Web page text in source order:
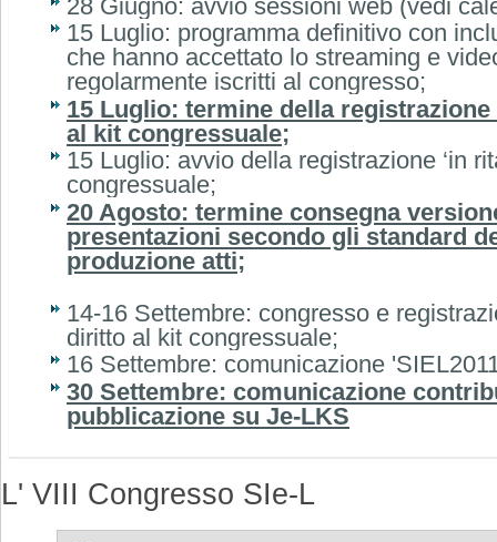
28 Giugno: avvio sessioni web (vedi
15 Luglio: programma definitivo con
che hanno accettato lo streaming e
regolarmente iscritti al congresso;
15 Luglio: termine della
al kit congressuale;
15 Luglio: avvio della registrazione ‘in
congressuale;
20 Agosto: termine consegna
presentazioni secondo gli standard
produzione atti;
14-16 Settembre: congresso e
diritto al kit congressuale;
16 Settembre: comunicazione
30 Settembre: comunicazione
pubblicazione su Je-LKS
L' VIII Congresso SIe-L